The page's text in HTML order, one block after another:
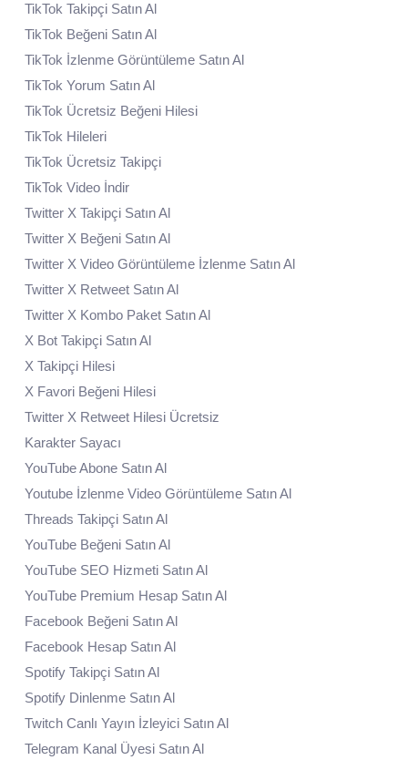
TikTok Takipçi Satın Al
TikTok Beğeni Satın Al
TikTok İzlenme Görüntüleme Satın Al
TikTok Yorum Satın Al
TikTok Ücretsiz Beğeni Hilesi
TikTok Hileleri
TikTok Ücretsiz Takipçi
TikTok Video İndir
Twitter X Takipçi Satın Al
Twitter X Beğeni Satın Al
Twitter X Video Görüntüleme İzlenme Satın Al
Twitter X Retweet Satın Al
Twitter X Kombo Paket Satın Al
X Bot Takipçi Satın Al
X Takipçi Hilesi
X Favori Beğeni Hilesi
Twitter X Retweet Hilesi Ücretsiz
Karakter Sayacı
YouTube Abone Satın Al
Youtube İzlenme Video Görüntüleme Satın Al
Threads Takipçi Satın Al
YouTube Beğeni Satın Al
YouTube SEO Hizmeti Satın Al
YouTube Premium Hesap Satın Al
Facebook Beğeni Satın Al
Facebook Hesap Satın Al
Spotify Takipçi Satın Al
Spotify Dinlenme Satın Al
Twitch Canlı Yayın İzleyici Satın Al
Telegram Kanal Üyesi Satın Al